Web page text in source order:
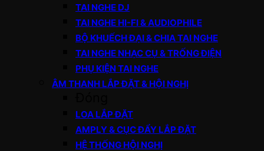
TAI NGHE DJ
TAI NGHE HI-FI & AUDIOPHILE
BỘ KHUẾCH ĐẠI & CHIA TAI NGHE
TAI NGHE NHẠC CỤ & TRỐNG ĐIỆN
PHỤ KIỆN TAI NGHE
ÂM THANH LẮP ĐẶT & HỘI NGHỊ
LOA LẮP ĐẶT
AMPLY & CỤC ĐẨY LẮP ĐẶT
HỆ THỐNG HỘI NGHỊ